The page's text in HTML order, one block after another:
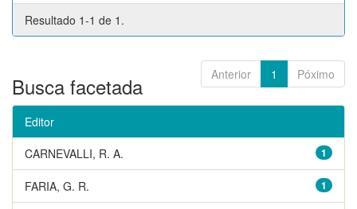
Resultado 1-1 de 1.
Anterior 1 Póximo
Busca facetada
Editor
1
CARNEVALLI, R. A.
1
FARIA, G. R.